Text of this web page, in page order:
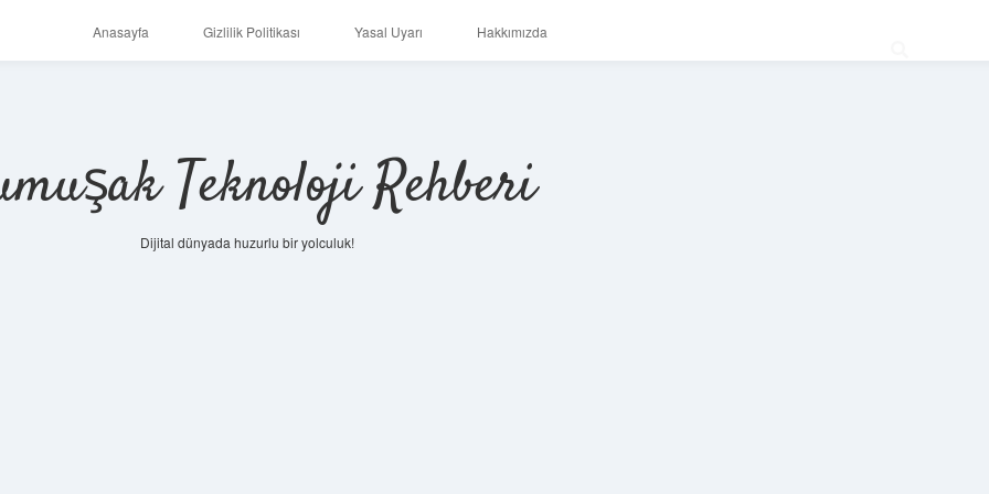
Anasayfa Gizlilik Politikası Yasal Uyarı Hakkımızda
Teknoloji Rehberi
Dijital dünyada huzurlu bir yolculuk!